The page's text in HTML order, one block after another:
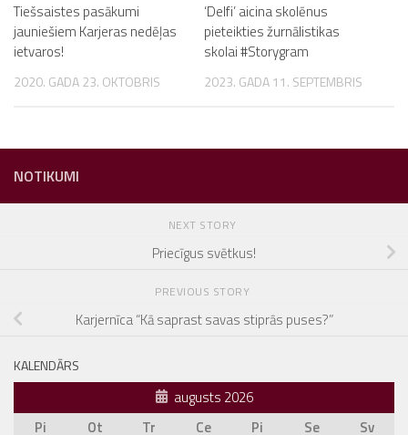
Tiešsaistes pasākumi
jauniešiem Karjeras nedēļas
ietvaros!
2020. GADA 23. OKTOBRIS
‘Delfi’ aicina skolēnus
pieteikties žurnālistikas
skolai #Storygram
2023. GADA 11. SEPTEMBRIS
NOTIKUMI
NEXT STORY
Priecīgus svētkus!
PREVIOUS STORY
Karjernīca “Kā saprast savas stiprās puses?”
KALENDĀRS
augusts 2026
Pi
Ot Tr Ce Pi Se
Sv